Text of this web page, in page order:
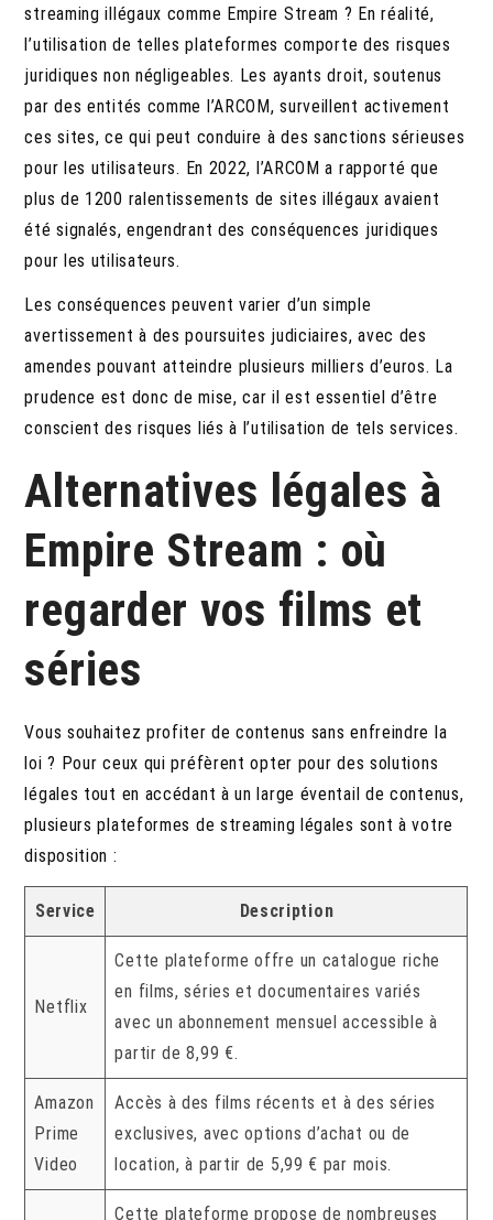
streaming illégaux comme Empire Stream ? En réalité,
l’utilisation de telles plateformes comporte des risques
juridiques non négligeables. Les ayants droit, soutenus
par des entités comme l’ARCOM, surveillent activement
ces sites, ce qui peut conduire à des sanctions sérieuses
pour les utilisateurs. En 2022, l’ARCOM a rapporté que
plus de 1200 ralentissements de sites illégaux avaient
été signalés, engendrant des conséquences juridiques
pour les utilisateurs.
Les conséquences peuvent varier d’un simple
avertissement à des poursuites judiciaires, avec des
amendes pouvant atteindre plusieurs milliers d’euros. La
prudence est donc de mise, car il est essentiel d’être
conscient des risques liés à l’utilisation de tels services.
Alternatives légales à
Empire Stream : où
regarder vos films et
séries
Vous souhaitez profiter de contenus sans enfreindre la
loi ? Pour ceux qui préfèrent opter pour des solutions
légales tout en accédant à un large éventail de contenus,
plusieurs plateformes de streaming légales sont à votre
disposition :
Service Description
Netflix
Cette plateforme offre un catalogue riche
en films, séries et documentaires variés
avec un abonnement mensuel accessible à
partir de 8,99 €.
Amazon
Prime
Video
Accès à des films récents et à des séries
exclusives, avec options d’achat ou de
location, à partir de 5,99 € par mois.
Cette plateforme propose de nombreuses